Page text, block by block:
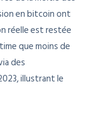
en bitcoin ont
réelle est restée
que moins de
des
illustrant le